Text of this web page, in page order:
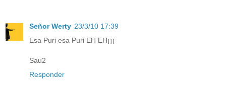
Señor Werty 23/3/10 17:39
Esa Puri esa Puri EH EH¡¡¡
Sau2
Responder